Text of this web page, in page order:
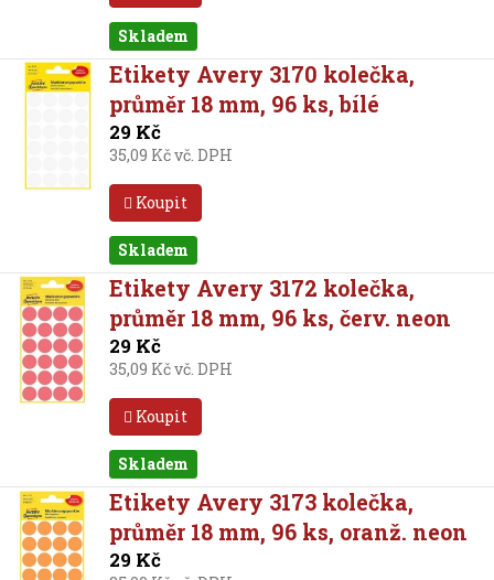
Skladem
Etikety Avery 3170 kolečka,
průměr 18 mm, 96 ks, bílé
29 Kč
35,09 Kč vč. DPH
Koupit
Skladem
Etikety Avery 3172 kolečka,
průměr 18 mm, 96 ks, červ. neon
29 Kč
35,09 Kč vč. DPH
Koupit
Skladem
Etikety Avery 3173 kolečka,
průměr 18 mm, 96 ks, oranž. neon
29 Kč